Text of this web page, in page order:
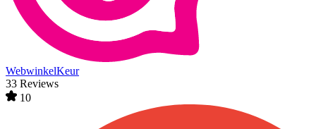
WebwinkelKeur
33 Reviews
10